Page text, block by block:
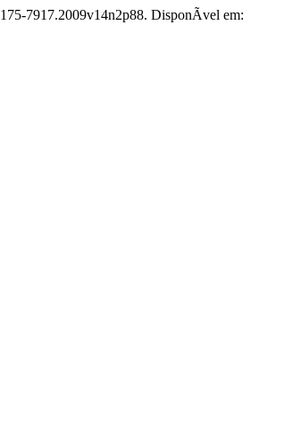
7917.2009v14n2p88. DisponÃ­vel em: